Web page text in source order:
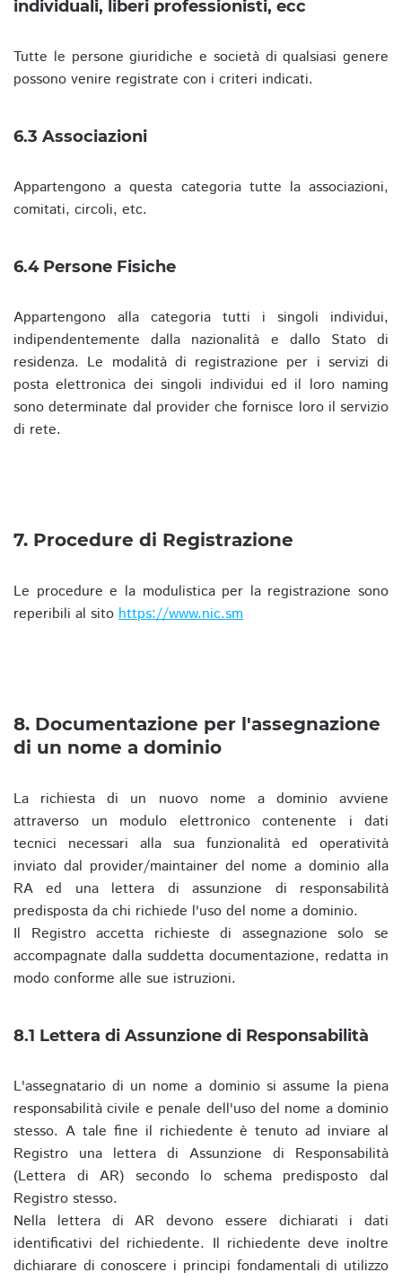
individuali, liberi professionisti, ecc
Tutte le persone giuridiche e società di qualsiasi genere
possono venire registrate con i criteri indicati.
6.3 Associazioni
Appartengono a questa categoria tutte la associazioni,
comitati, circoli, etc.
6.4 Persone Fisiche
Appartengono alla categoria tutti i singoli individui,
indipendentemente dalla nazionalità e dallo Stato di
residenza. Le modalità di registrazione per i servizi di
posta elettronica dei singoli individui ed il loro naming
sono determinate dal provider che fornisce loro il servizio
di rete.
7. Procedure di Registrazione
Le procedure e la modulistica per la registrazione sono
reperibili al sito https://www.nic.sm
8. Documentazione per l'assegnazione
di un nome a dominio
La richiesta di un nuovo nome a dominio avviene
attraverso un modulo elettronico contenente i dati
tecnici necessari alla sua funzionalità ed operatività
inviato dal provider/maintainer del nome a dominio alla
RA ed una lettera di assunzione di responsabilità
predisposta da chi richiede l'uso del nome a dominio.
Il Registro accetta richieste di assegnazione solo se
accompagnate dalla suddetta documentazione, redatta in
modo conforme alle sue istruzioni.
8.1 Lettera di Assunzione di Responsabilità
L'assegnatario di un nome a dominio si assume la piena
responsabilità civile e penale dell'uso del nome a dominio
stesso. A tale fine il richiedente è tenuto ad inviare al
Registro una lettera di Assunzione di Responsabilità
(Lettera di AR) secondo lo schema predisposto dal
Registro stesso.
Nella lettera di AR devono essere dichiarati i dati
identificativi del richiedente. Il richiedente deve inoltre
dichiarare di conoscere i principi fondamentali di utilizzo